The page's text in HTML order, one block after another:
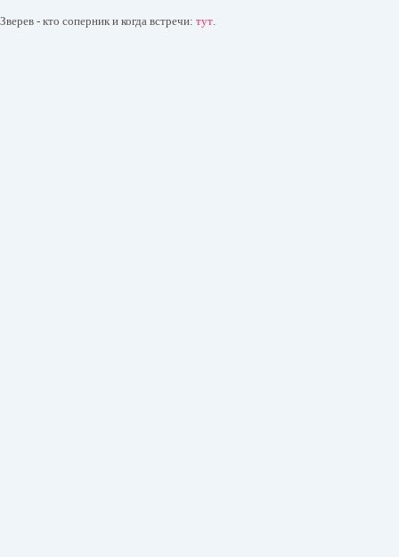
Зверев - кто соперник и когда встречи: тут.